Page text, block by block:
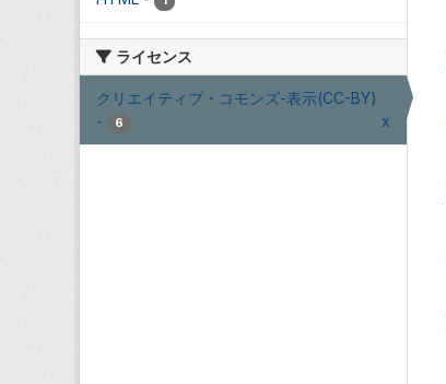
ライセンス
クリエイティブ・コモンズ-表示(CC-BY)
-
6 x